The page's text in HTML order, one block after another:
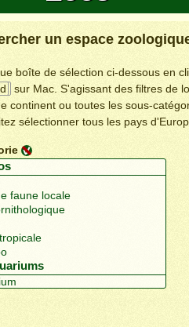
un espace
boîte de sélection ci-dessous en
sur Mac. S'agissant des filtres de
continent ou toutes les sous-
sélectionner tous les pays